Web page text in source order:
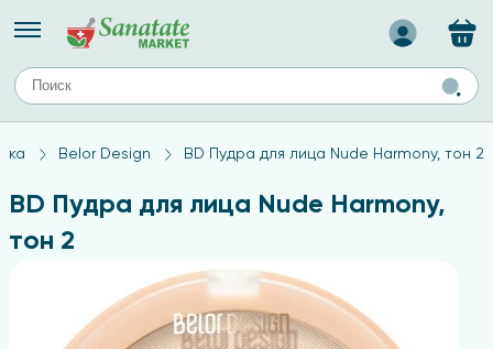
лица
Назад
ТИПЫ КОЖИ
Средства для комбинированной кожи
Средства для проблемной кожи
Belor Design BD Пудра для лица Nude Harmony, тон 2
BD Пудра для лица Nude Harmony,
тон 2